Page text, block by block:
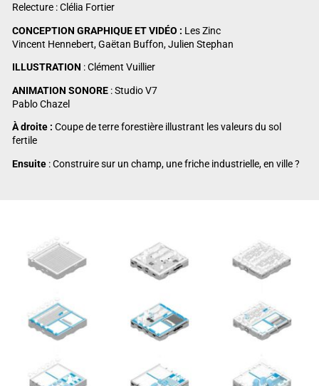
Relecture : Clélia Fortier
CONCEPTION GRAPHIQUE ET VIDÉO : Les Zinc
Vincent Hennebert, Gaëtan Buffon, Julien Stephan
ILLUSTRATION : Clément Vuillier
ANIMATION SONORE : Studio V7
Pablo Chazel
À droite : Coupe de terre forestière illustrant les valeurs du sol
fertile
Ensuite: Construire sur un champ, une friche industrielle, en ville ?